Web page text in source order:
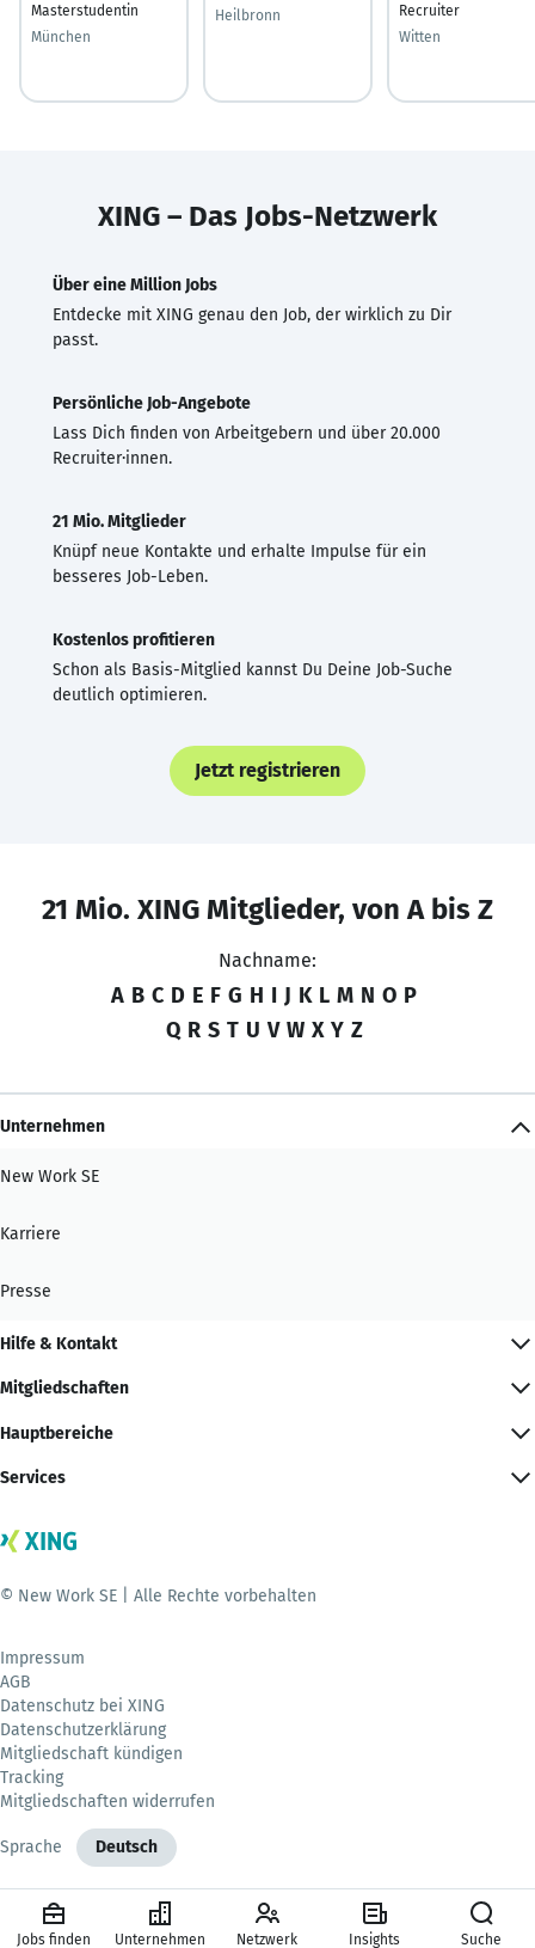
Masterstudentin
München
Heilbronn
Recruiter
Witten
XING – Das Jobs-Netzwerk
Über eine Million Jobs
Entdecke mit XING genau den Job, der wirklich zu Dir
passt.
Persönliche Job-Angebote
Lass Dich finden von Arbeitgebern und über 20.000
Recruiter·innen.
21 Mio. Mitglieder
Knüpf neue Kontakte und erhalte Impulse für ein
besseres Job-Leben.
Kostenlos profitieren
Schon als Basis-Mitglied kannst Du Deine Job-Suche
deutlich optimieren.
Jetzt registrieren
21 Mio. XING Mitglieder, von A bis Z
Nachname:
A B C D E F G H I J K L M N O P
Q R S T U V W X Y Z
Unternehmen
New Work SE
Karriere
Presse
Hilfe & Kontakt
Mitgliedschaften
Hauptbereiche
Services
© New Work SE | Alle Rechte vorbehalten
Impressum
AGB
Datenschutz bei XING
Datenschutzerklärung
Mitgliedschaft kündigen
Tracking
Mitgliedschaften widerrufen
Sprache Deutsch
Jobs finden Unternehmen Netzwerk Insights Suche